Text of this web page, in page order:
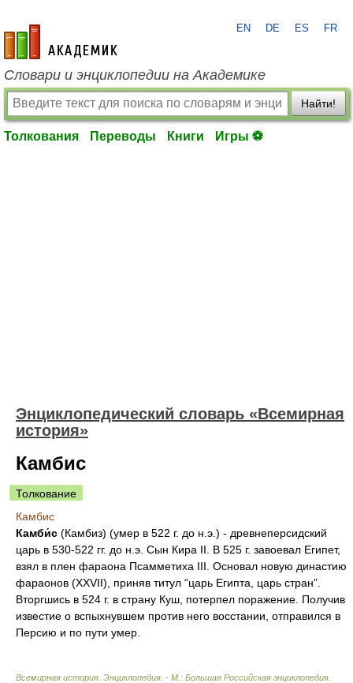
academic.ru
EN DE ES FR
Словари и энциклопедии на Академике
Найти!
Толкования Переводы Книги Игры ⚽
Энциклопедический словарь «Всемирная
история»
Камбис
Толкование
Камбис
Камби́с (Камбиз) (умер в 522 г. до н.э.) - древнеперсидский
царь в 530-522 гг. до н.э. Сын Кира II. В 525 г. завоевал Египет,
взял в плен фараона Псамметиха III. Основал новую династию
фараонов (XXVII), приняв титул “царь Египта, царь стран”.
Вторгшись в 524 г. в страну Куш, потерпел поражение. Получив
известие о вспыхнувшем против него восстании, отправился в
Персию и по пути умер.
Всемирная история. Энциклопедия. - М.: Большая Российская энциклопедия